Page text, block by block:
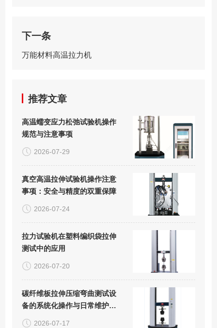
下一条
万能材料高温拉力机
推荐文章
高温蠕变应力松弛试验机操作
规范与注意事项
2026-07-29
真空高温拉伸试验机操作注意
事项：安全与精度的双重保障
2026-07-24
拉力试验机在塑料编织袋拉伸
测试中的应用
2026-07-20
碳纤维板拉伸压缩弯曲测试设
备的系统化操作与日常维护方
案
2026-07-17